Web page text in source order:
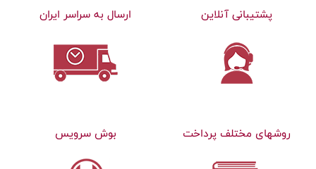
پشتیبانی آنلاین ارسال به سراسر ایران
روشهای مختلف پرداخت بوش سرویس